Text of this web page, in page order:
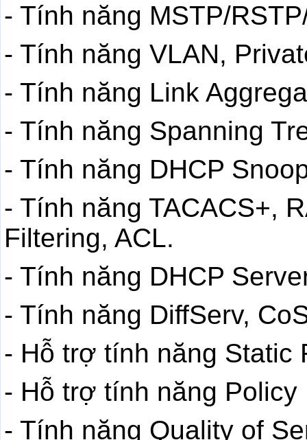
- Tính năng MSTP/
- Tính năng VLAN,
- Tính năng Link
- Tính năng Spanning
- Tính năng DHCP
- Tính năng TACACS+,
Filtering, ACL.
- Tính năng DHCP
- Tính năng DiffServ,
- Hỗ trợ tính năng Static
- Hỗ trợ tính năng Policy
- Tính năng Quality of